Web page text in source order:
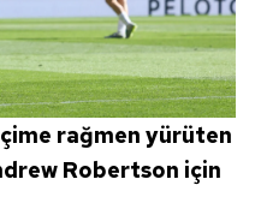
rağmen yürüten
Robertson için